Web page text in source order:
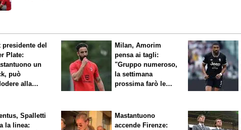
presidente del
Plate:
un
può
alla
Milan, Amorim
pensa ai tagli:
"Gruppo numeroso,
la settimana
prossima farò le
Spalletti
la linea:
Mastantuono
accende Firenze: